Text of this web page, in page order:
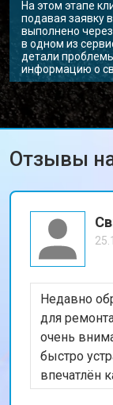
На этом этапе
подавая заявку
выполнено
в одном из
детали
информацию о
Отзывы
Недавно
для
очень
быстро
впечатлён
скоростью